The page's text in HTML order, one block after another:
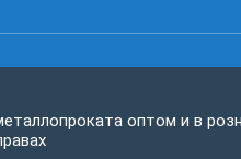
оптом и в